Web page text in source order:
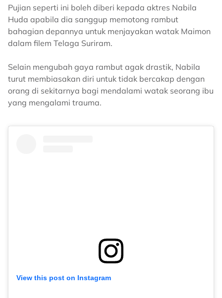
Pujian seperti ini boleh diberi kepada aktres Nabila
Huda apabila dia sanggup memotong rambut
bahagian depannya untuk menjayakan watak Maimon
dalam filem Telaga Suriram.
Selain mengubah gaya rambut agak drastik, Nabila
turut membiasakan diri untuk tidak bercakap dengan
orang di sekitarnya bagi mendalami watak seorang ibu
yang mengalami trauma.
View this post on Instagram